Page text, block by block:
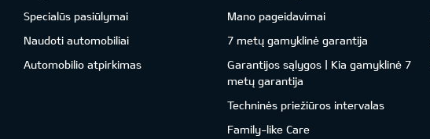
Specialūs pasiūlymai
Naudoti automobiliai
Automobilio atpirkimas
Mano pageidavimai
7 metų gamyklinė garantija
Garantijos sąlygos | Kia gamyklinė 7
metų garantija
Techninės priežiūros intervalas
Family-like Care